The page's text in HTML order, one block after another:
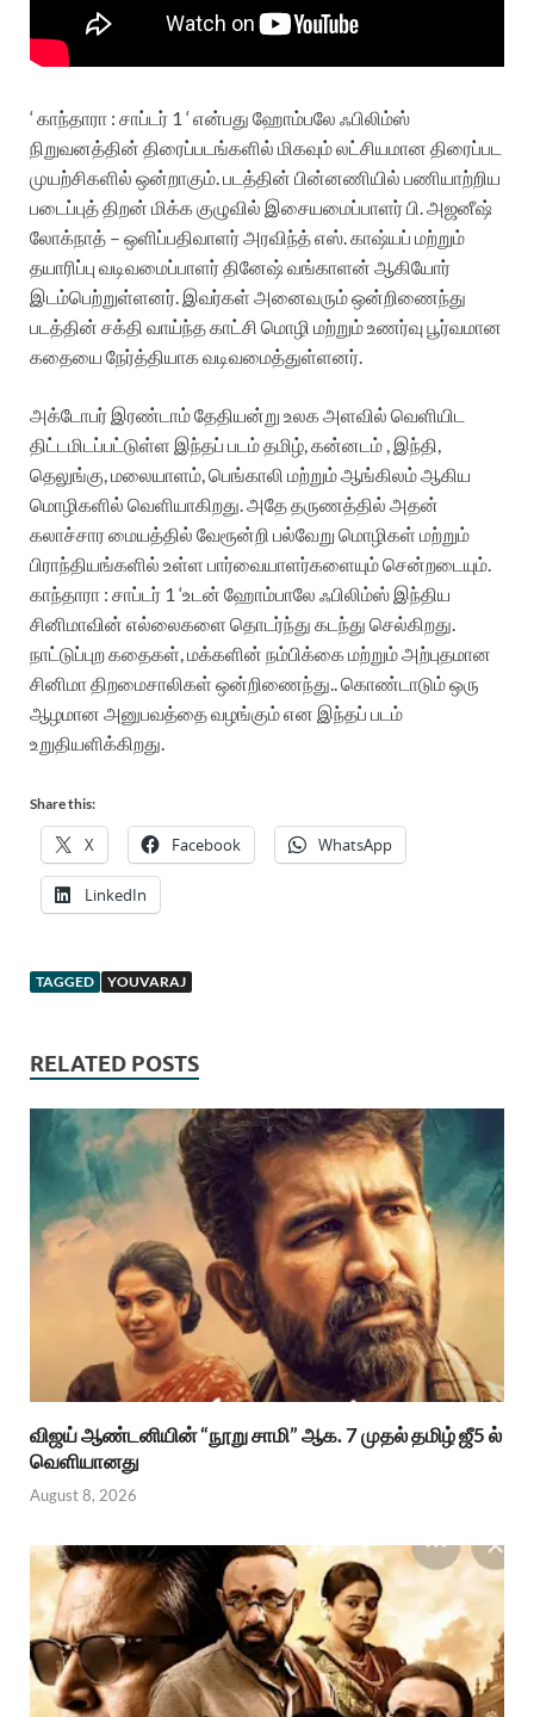
‘ காந்தாரா : சாப்டர் 1 ‘ என்பது ஹோம்பலே ஃபிலிம்ஸ்
நிறுவனத்தின் திரைப்படங்களில் மிகவும் லட்சியமான திரைப்பட
முயற்சிகளில் ஒன்றாகும். படத்தின் பின்னணியில் பணியாற்றிய
படைப்புத் திறன் மிக்க குழுவில் இசையமைப்பாளர் பி. அஜனீஷ்
லோக்நாத் – ஒளிப்பதிவாளர் அரவிந்த் எஸ். காஷ்யப் மற்றும்
தயாரிப்பு வடிவமைப்பாளர் தினேஷ் வங்காளன் ஆகியோர்
இடம்பெற்றுள்ளனர்.‌ இவர்கள் அனைவரும் ஒன்றிணைந்து
படத்தின் சக்தி வாய்ந்த காட்சி மொழி மற்றும் உணர்வு பூர்வமான
கதையை நேர்த்தியாக வடிவமைத்துள்ளனர்.
அக்டோபர் இரண்டாம் தேதியன்று உலக அளவில் வெளியிட
திட்டமிடப்பட்டுள்ள இந்தப் படம் தமிழ், கன்னடம் , இந்தி,
தெலுங்கு, மலையாளம், பெங்காலி மற்றும் ஆங்கிலம் ஆகிய
மொழிகளில் வெளியாகிறது. அதே தருணத்தில் அதன்
கலாச்சார மையத்தில் வேரூன்றி பல்வேறு மொழிகள் மற்றும்
பிராந்தியங்களில் உள்ள பார்வையாளர்களையும் சென்றடையும்.
காந்தாரா : சாப்டர் 1 ‘உடன் ஹோம்பாலே ஃபிலிம்ஸ் இந்திய
சினிமாவின் எல்லைகளை தொடர்ந்து கடந்து செல்கிறது.
நாட்டுப்புற கதைகள், மக்களின் நம்பிக்கை மற்றும் அற்புதமான
சினிமா திறமைசாலிகள் ஒன்றிணைந்து.. கொண்டாடும் ஒரு
ஆழமான அனுபவத்தை வழங்கும் என இந்தப் படம்
உறுதியளிக்கிறது.
Share this:
X Facebook WhatsApp
LinkedIn
TAGGED YOUVARAJ
RELATED POSTS
விஜய் ஆண்டனியின் “நூறு சாமி” ஆக. 7 முதல் தமிழ் ஜீ5 ல்
வெளியானது
August 8, 2026